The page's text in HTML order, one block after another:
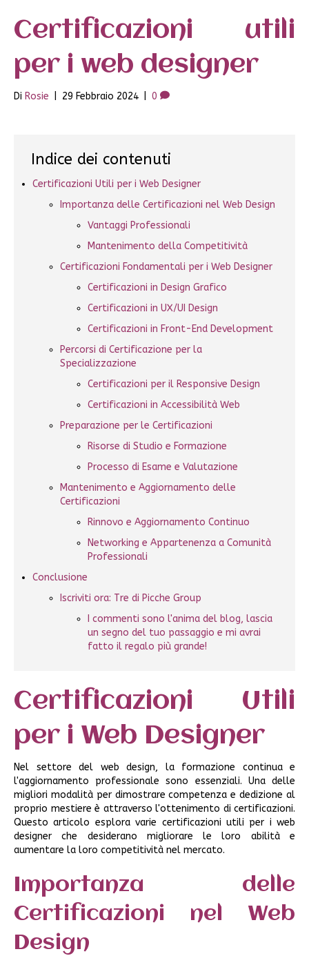
Certificazioni utili
per i web designer
Di Rosie 29 Febbraio 2024 0
Indice dei contenuti
Certificazioni Utili per i Web Designer
Importanza delle Certificazioni nel Web Design
Vantaggi Professionali
Mantenimento della Competitività
Certificazioni Fondamentali per i Web Designer
Certificazioni in Design Grafico
Certificazioni in UX/UI Design
Certificazioni in Front-End Development
Percorsi di Certificazione per la
Specializzazione
Certificazioni per il Responsive Design
Certificazioni in Accessibilità Web
Preparazione per le Certificazioni
Risorse di Studio e Formazione
Processo di Esame e Valutazione
Mantenimento e Aggiornamento delle
Certificazioni
Rinnovo e Aggiornamento Continuo
Networking e Appartenenza a Comunità
Professionali
Conclusione
Iscriviti ora: Tre di Picche Group
I commenti sono l'anima del blog, lascia
un segno del tuo passaggio e mi avrai
fatto il regalo più grande!
Certificazioni Utili
per i Web Designer
Nel settore del web design, la formazione continua e
l'aggiornamento professionale sono essenziali. Una delle
migliori modalità per dimostrare competenza e dedizione al
proprio mestiere è attraverso l'ottenimento di certificazioni.
Questo articolo esplora varie certificazioni utili per i web
designer che desiderano migliorare le loro abilità e
aumentare la loro competitività nel mercato.
Importanza delle
Certificazioni nel Web
Design